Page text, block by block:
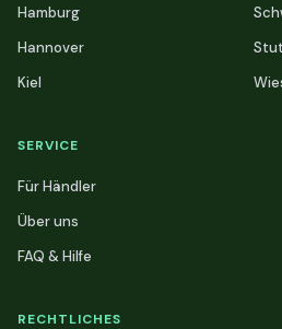
Hamburg
Hannover
Kiel
SERVICE
Für Händler
Über uns
FAQ & Hilfe
RECHTLICHES